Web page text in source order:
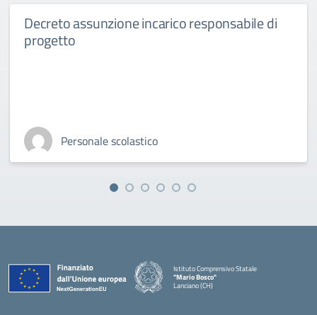
Decreto assunzione incarico responsabile di
progetto
Personale scolastico
Istituto Comprensivo Statale
"Mario Bosco"
Lanciano (CH)